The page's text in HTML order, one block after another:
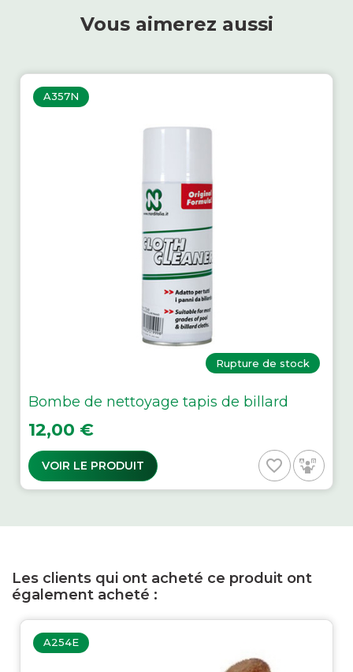
Vous aimerez aussi
A357N
Rupture de stock
Bombe de nettoyage tapis de billard
Prix
12,00 €
VOIR LE PRODUIT favorite_border
Les clients qui ont acheté ce produit ont
également acheté :
A254E